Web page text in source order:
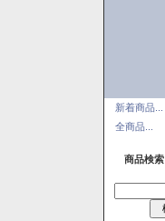
新着商品...
全商品...
商品検索